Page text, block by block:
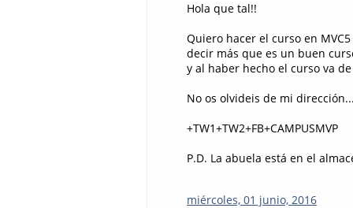
Hola que tal!!
Quiero hacer el curso en
decir más que es un buen
y al haber hecho el curso va
No os olvideis de mi
+TW1+TW2+FB+CAMPUSMVP
P.D. La abuela está en el
miércoles, 01 junio, 2016